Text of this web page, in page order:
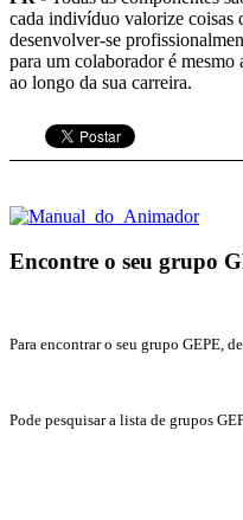
cada indivíduo valorize coisas
desenvolver-se
para um colaborador é mesmo
ao longo da sua carreira.
Encontre o seu grupo
Para encontrar o seu grupo GEPE,
Pode pesquisar a lista de grupos